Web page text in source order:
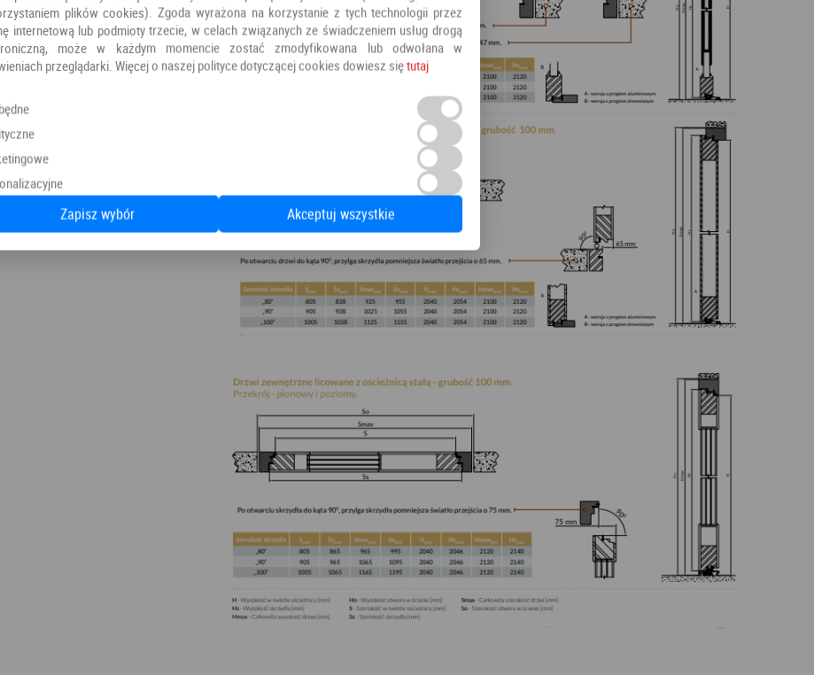
plików cookies). Zgoda wyrażona na korzystanie z tych technologii przez
internetową lub podmioty trzecie, w celach związanych ze świadczeniem usług drogą
może w każdym momencie zostać zmodyfikowana lub odwołana w
przeglądarki. Więcej o naszej polityce dotyczącej cookies dowiesz siętutaj
Zapisz wybór Akceptuj wszystkie